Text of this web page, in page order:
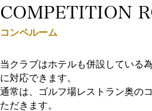
COMPETITION
コンペルーム
当クラブはホテルも併設している
に対応できます。
通常は、ゴルフ場レストラン奥の
ただきます。